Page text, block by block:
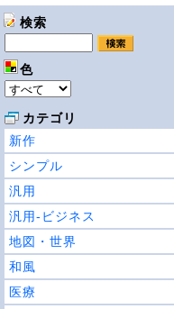
検索
色
カテゴリ
新作
シンプル
汎用
汎用-ビジネス
地図・世界
和風
医療